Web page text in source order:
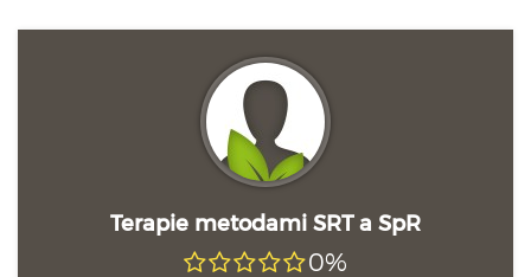
Terapie metodami SRT a SpR
0%